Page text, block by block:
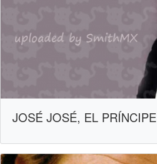
JOSÉ JOSÉ, EL PRÍNCIPE